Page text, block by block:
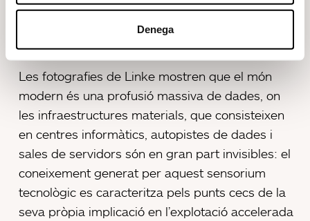
Denega
grans infraestructures de tecnologia.
Les fotografies de Linke mostren que el món
modern és una profusió massiva de dades, on
les infraestructures materials, que consisteixen
en centres informàtics, autopistes de dades i
sales de servidors són en gran part invisibles: el
coneixement generat per aquest sensorium
tecnològic es caracteritza pels punts cecs de la
seva pròpia implicació en l’explotació accelerada